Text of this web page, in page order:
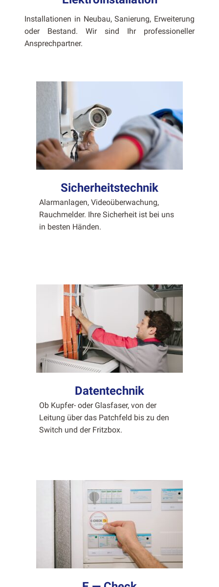
Instal­la­tio­nen in Neubau, Sanierung, Erweiterung
oder Bestand. Wir sind Ihr pro­fes­sioneller
Ansprech­part­ner.
Sicherheitstechnik
Alar­man­la­gen, Videoüberwachung,
Rauch­melder. Ihre Sicher­heit ist bei uns
in besten Hän­den.
Datentechnik
Ob Kupfer- oder Glas­fas­er, von der
Leitung über das Patch­feld bis zu den
Switch und der Fritzbox.